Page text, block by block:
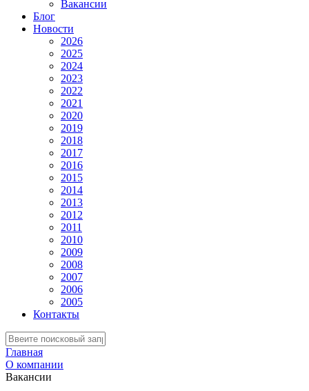
Вакансии
Блог
Новости
2026
2025
2024
2023
2022
2021
2020
2019
2018
2017
2016
2015
2014
2013
2012
2011
2010
2009
2008
2007
2006
2005
Контакты
Главная
О компании
Вакансии